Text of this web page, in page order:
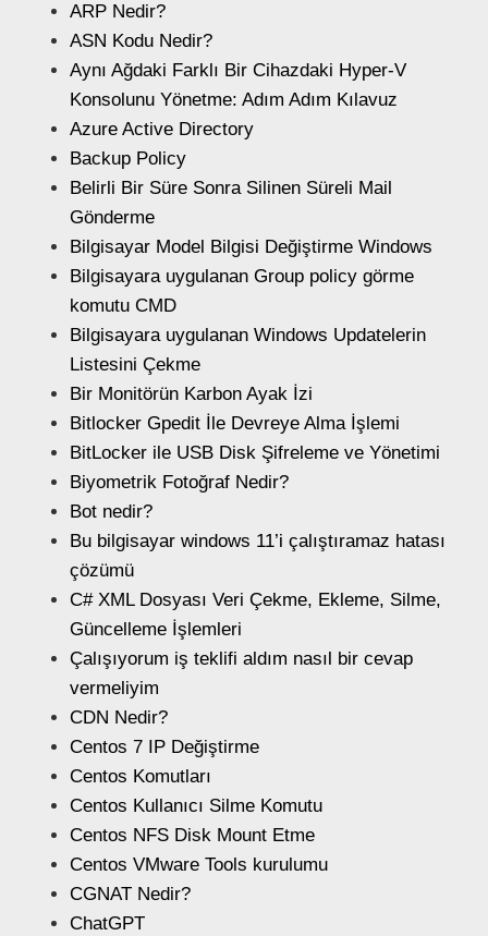
ARP Nedir?
ASN Kodu Nedir?
Aynı Ağdaki Farklı Bir Cihazdaki Hyper-V
Konsolunu Yönetme: Adım Adım Kılavuz
Azure Active Directory
Backup Policy
Belirli Bir Süre Sonra Silinen Süreli Mail
Gönderme
Bilgisayar Model Bilgisi Değiştirme Windows
Bilgisayara uygulanan Group policy görme
komutu CMD
Bilgisayara uygulanan Windows Updatelerin
Listesini Çekme
Bir Monitörün Karbon Ayak İzi
Bitlocker Gpedit İle Devreye Alma İşlemi
BitLocker ile USB Disk Şifreleme ve Yönetimi
Biyometrik Fotoğraf Nedir?
Bot nedir?
Bu bilgisayar windows 11’i çalıştıramaz hatası
çözümü
C# XML Dosyası Veri Çekme, Ekleme, Silme,
Güncelleme İşlemleri
Çalışıyorum iş teklifi aldım nasıl bir cevap
vermeliyim
CDN Nedir?
Centos 7 IP Değiştirme
Centos Komutları
Centos Kullanıcı Silme Komutu
Centos NFS Disk Mount Etme
Centos VMware Tools kurulumu
CGNAT Nedir?
ChatGPT